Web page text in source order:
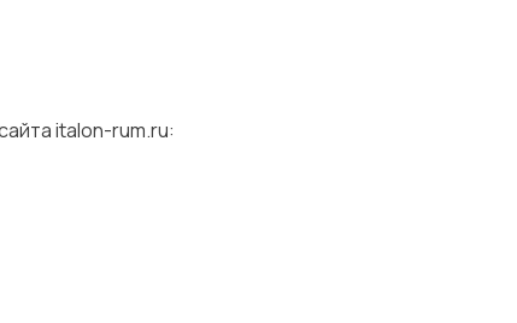
italon-rum.ru: